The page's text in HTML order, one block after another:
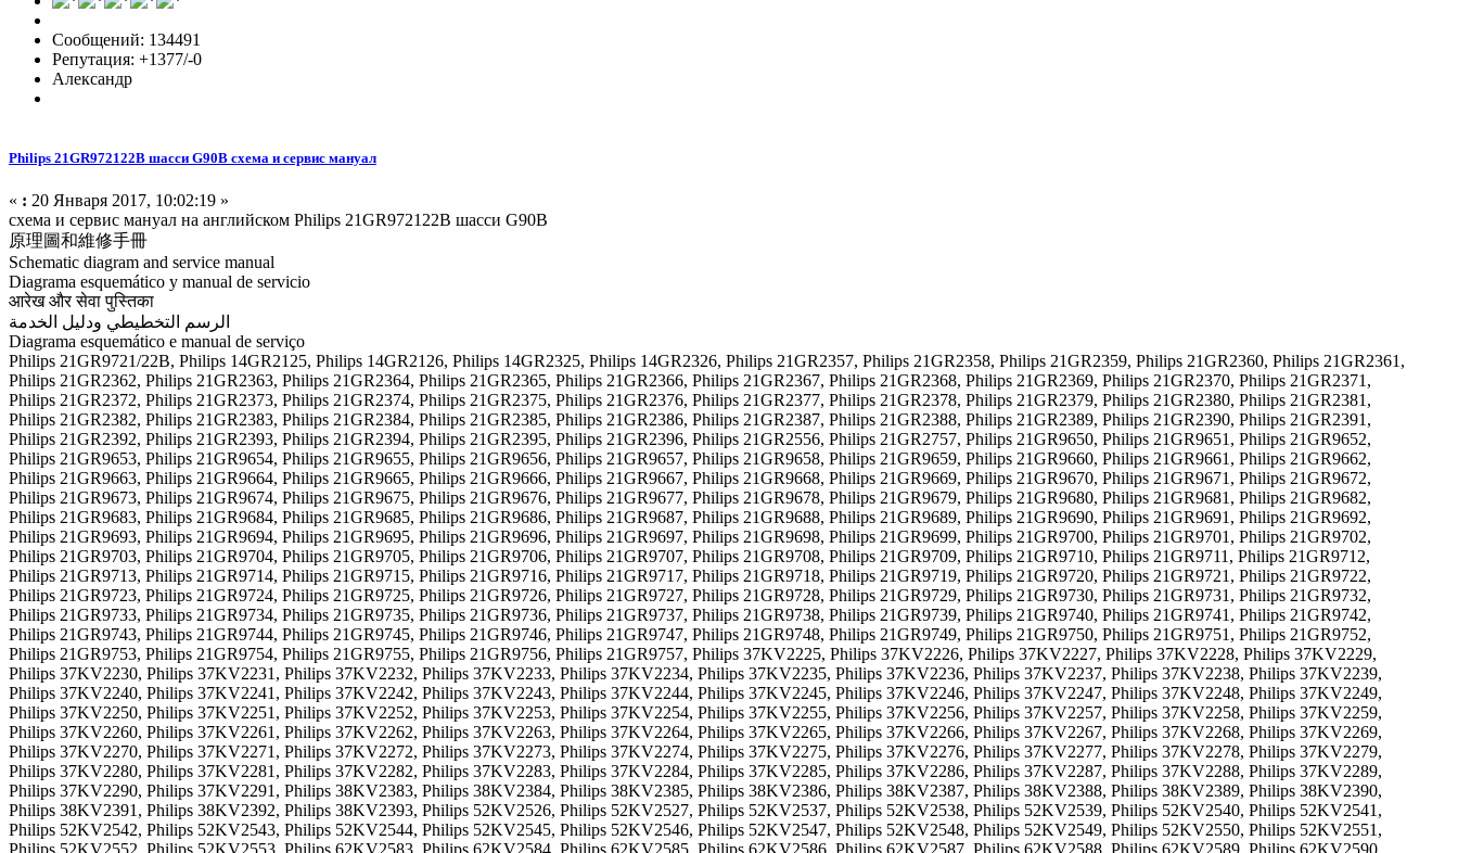
Сообщений: 134491
Репутация: +1377/-0
Александр
Philips 21GR972122B шасси G90B схема и сервис мануал
« : 20 Января 2017, 10:02:19 »
схема и сервис мануал на английском Philips 21GR972122B шасси G90B
原理圖和維修手冊
Schematic diagram and service manual
Diagrama esquemático y manual de servicio
आरेख और सेवा पुस्तिका
الرسم التخطيطي ودليل الخدمة
Diagrama esquemático e manual de serviço
Philips 21GR9721/22B, Philips 14GR2125, Philips 14GR2126, Philips 14GR2325, Philips 14GR2326, Philips 21GR2357, Philips 21GR2358, Philips 21GR2359, Philips 21GR2360, Philips 21GR2361,
Philips 21GR2362, Philips 21GR2363, Philips 21GR2364, Philips 21GR2365, Philips 21GR2366, Philips 21GR2367, Philips 21GR2368, Philips 21GR2369, Philips 21GR2370, Philips 21GR2371,
Philips 21GR2372, Philips 21GR2373, Philips 21GR2374, Philips 21GR2375, Philips 21GR2376, Philips 21GR2377, Philips 21GR2378, Philips 21GR2379, Philips 21GR2380, Philips 21GR2381,
Philips 21GR2382, Philips 21GR2383, Philips 21GR2384, Philips 21GR2385, Philips 21GR2386, Philips 21GR2387, Philips 21GR2388, Philips 21GR2389, Philips 21GR2390, Philips 21GR2391,
Philips 21GR2392, Philips 21GR2393, Philips 21GR2394, Philips 21GR2395, Philips 21GR2396, Philips 21GR2556, Philips 21GR2757, Philips 21GR9650, Philips 21GR9651, Philips 21GR9652,
Philips 21GR9653, Philips 21GR9654, Philips 21GR9655, Philips 21GR9656, Philips 21GR9657, Philips 21GR9658, Philips 21GR9659, Philips 21GR9660, Philips 21GR9661, Philips 21GR9662,
Philips 21GR9663, Philips 21GR9664, Philips 21GR9665, Philips 21GR9666, Philips 21GR9667, Philips 21GR9668, Philips 21GR9669, Philips 21GR9670, Philips 21GR9671, Philips 21GR9672,
Philips 21GR9673, Philips 21GR9674, Philips 21GR9675, Philips 21GR9676, Philips 21GR9677, Philips 21GR9678, Philips 21GR9679, Philips 21GR9680, Philips 21GR9681, Philips 21GR9682,
Philips 21GR9683, Philips 21GR9684, Philips 21GR9685, Philips 21GR9686, Philips 21GR9687, Philips 21GR9688, Philips 21GR9689, Philips 21GR9690, Philips 21GR9691, Philips 21GR9692,
Philips 21GR9693, Philips 21GR9694, Philips 21GR9695, Philips 21GR9696, Philips 21GR9697, Philips 21GR9698, Philips 21GR9699, Philips 21GR9700, Philips 21GR9701, Philips 21GR9702,
Philips 21GR9703, Philips 21GR9704, Philips 21GR9705, Philips 21GR9706, Philips 21GR9707, Philips 21GR9708, Philips 21GR9709, Philips 21GR9710, Philips 21GR9711, Philips 21GR9712,
Philips 21GR9713, Philips 21GR9714, Philips 21GR9715, Philips 21GR9716, Philips 21GR9717, Philips 21GR9718, Philips 21GR9719, Philips 21GR9720, Philips 21GR9721, Philips 21GR9722,
Philips 21GR9723, Philips 21GR9724, Philips 21GR9725, Philips 21GR9726, Philips 21GR9727, Philips 21GR9728, Philips 21GR9729, Philips 21GR9730, Philips 21GR9731, Philips 21GR9732,
Philips 21GR9733, Philips 21GR9734, Philips 21GR9735, Philips 21GR9736, Philips 21GR9737, Philips 21GR9738, Philips 21GR9739, Philips 21GR9740, Philips 21GR9741, Philips 21GR9742,
Philips 21GR9743, Philips 21GR9744, Philips 21GR9745, Philips 21GR9746, Philips 21GR9747, Philips 21GR9748, Philips 21GR9749, Philips 21GR9750, Philips 21GR9751, Philips 21GR9752,
Philips 21GR9753, Philips 21GR9754, Philips 21GR9755, Philips 21GR9756, Philips 21GR9757, Philips 37KV2225, Philips 37KV2226, Philips 37KV2227, Philips 37KV2228, Philips 37KV2229,
Philips 37KV2230, Philips 37KV2231, Philips 37KV2232, Philips 37KV2233, Philips 37KV2234, Philips 37KV2235, Philips 37KV2236, Philips 37KV2237, Philips 37KV2238, Philips 37KV2239,
Philips 37KV2240, Philips 37KV2241, Philips 37KV2242, Philips 37KV2243, Philips 37KV2244, Philips 37KV2245, Philips 37KV2246, Philips 37KV2247, Philips 37KV2248, Philips 37KV2249,
Philips 37KV2250, Philips 37KV2251, Philips 37KV2252, Philips 37KV2253, Philips 37KV2254, Philips 37KV2255, Philips 37KV2256, Philips 37KV2257, Philips 37KV2258, Philips 37KV2259,
Philips 37KV2260, Philips 37KV2261, Philips 37KV2262, Philips 37KV2263, Philips 37KV2264, Philips 37KV2265, Philips 37KV2266, Philips 37KV2267, Philips 37KV2268, Philips 37KV2269,
Philips 37KV2270, Philips 37KV2271, Philips 37KV2272, Philips 37KV2273, Philips 37KV2274, Philips 37KV2275, Philips 37KV2276, Philips 37KV2277, Philips 37KV2278, Philips 37KV2279,
Philips 37KV2280, Philips 37KV2281, Philips 37KV2282, Philips 37KV2283, Philips 37KV2284, Philips 37KV2285, Philips 37KV2286, Philips 37KV2287, Philips 37KV2288, Philips 37KV2289,
Philips 37KV2290, Philips 37KV2291, Philips 38KV2383, Philips 38KV2384, Philips 38KV2385, Philips 38KV2386, Philips 38KV2387, Philips 38KV2388, Philips 38KV2389, Philips 38KV2390,
Philips 38KV2391, Philips 38KV2392, Philips 38KV2393, Philips 52KV2526, Philips 52KV2527, Philips 52KV2537, Philips 52KV2538, Philips 52KV2539, Philips 52KV2540, Philips 52KV2541,
Philips 52KV2542, Philips 52KV2543, Philips 52KV2544, Philips 52KV2545, Philips 52KV2546, Philips 52KV2547, Philips 52KV2548, Philips 52KV2549, Philips 52KV2550, Philips 52KV2551,